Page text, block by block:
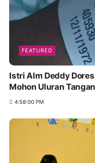
FEATURED
Istri Alm Deddy Dores
Mohon Uluran
4:58:00 PM